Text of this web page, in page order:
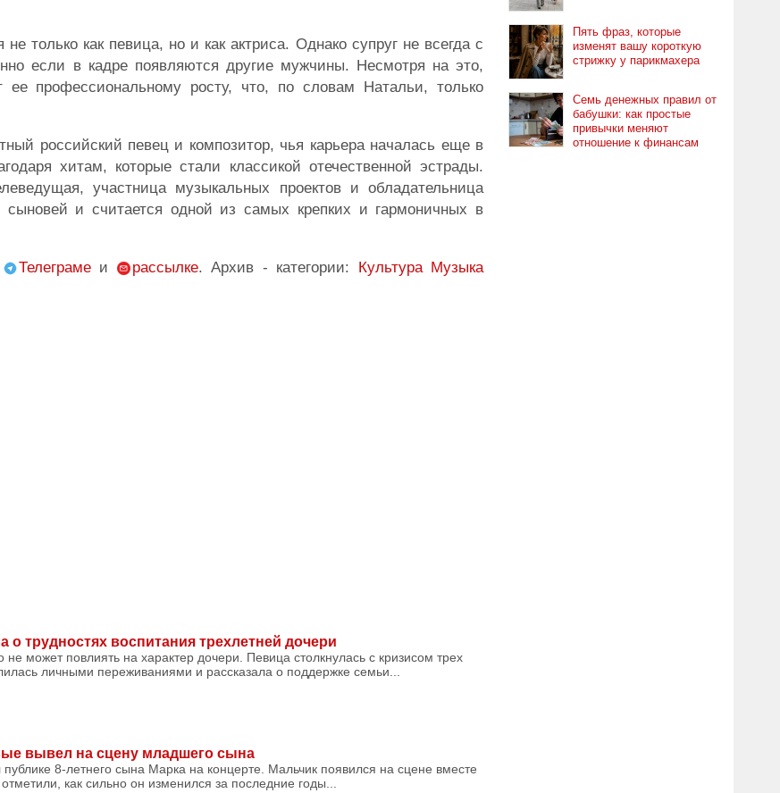
только как певица, но и как актриса. Однако супруг не всегда с
если в кадре появляются другие мужчины. Несмотря на это,
профессиональному росту, что, по словам Натальи, только
российский певец и композитор, чья карьера началась еще в
хитам, которые стали классикой отечественной эстрады.
участница музыкальных проектов и обладательница
сыновей и считается одной из самых крепких и гармоничных в
Телеграме и рассылке. Архив - категории: Культура Музыка
о трудностях воспитания трехлетней дочери
может повлиять на характер дочери. Певица столкнулась с кризисом трех
личными переживаниями и рассказала о поддержке семьи...
вывел на сцену младшего сына
8-летнего сына Марка на концерте. Мальчик появился на сцене вместе
как сильно он изменился за последние годы...
Пять фраз, которые
изменят вашу короткую
стрижку у парикмахера
Семь денежных правил от
бабушки: как простые
привычки меняют
отношение к финансам